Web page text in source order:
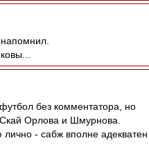
без комментатора, но
Орлова и Шмурнова.
- сабж вполне адекватен